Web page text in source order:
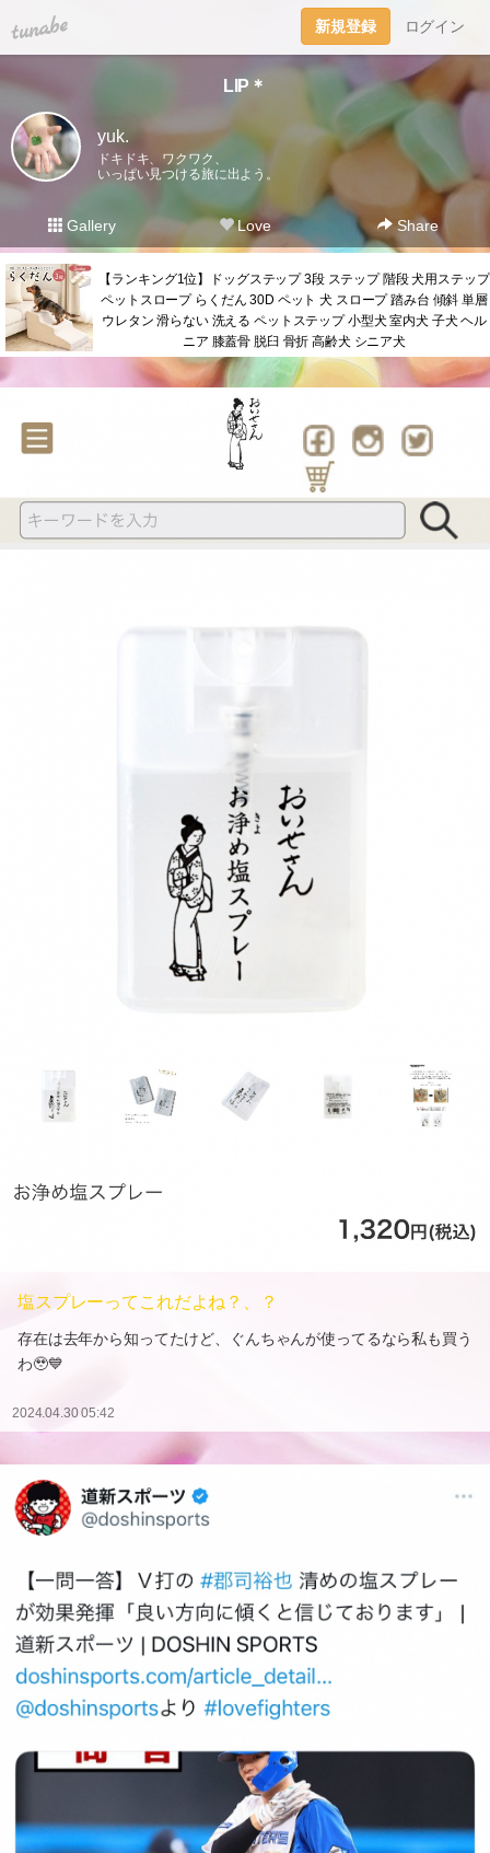
tuna.be 新規登録 ログイン
LIP＊
yuk.
ドキドキ、ワクワク、
いっぱい見つける旅に出よう。
Gallery Love Share
【ランキング1位】ドッグステップ 3段 ステップ 階段 犬用ステップ
ペットスロープ らくだん 30D ペット 犬 スロープ 踏み台 傾斜 単層
ウレタン 滑らない 洗える ペットステップ 小型犬 室内犬 子犬 ヘル
ニア 膝蓋骨 脱臼 骨折 高齢犬 シニア犬
塩スプレーってこれだよね？、？
存在は去年から知ってたけど、ぐんちゃんが使ってるなら私も買う
わ🥹💙
2024.04.30 05:42